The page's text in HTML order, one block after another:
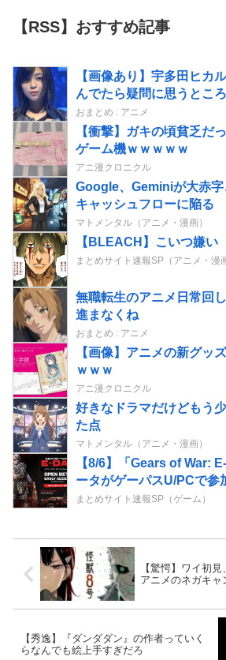
【RSS】おすすめ記事
【画像あり】宇多田ヒカ
んでたら疑問に思うとこ
⇒ｗｗ
おまとめ : アニメ
【衝撃】ガキの頃貧乏だ
ゲーム機ｗｗｗｗｗ
アニ漫クロニクル
Google、Geminiが大赤字
キャッシュフローに陥る
マトメンタル（アニメ・漫画）
【BLEACH】こいつ嫌い
まとめサイト速報SP（アニメ・漫
無職転生のアニメ日常回
進まなくね
おまとめ : アニメ
【画像】アニメの新グッ
ｗｗｗ
アニ漫クロニクル
好きなドラマだけどもう
た点
マトメンタル（アニメ・漫画）
【8/6】「Gears of War:
ータがゲーパスU/PCで参
とそうぜ！
まとめサイト速報SP（ゲーム）
【驚愕】ワイ初
アニメのネガキャ
【秀逸】『ダンダダン』の作者っていく
らなんでも絵上手すぎだろ